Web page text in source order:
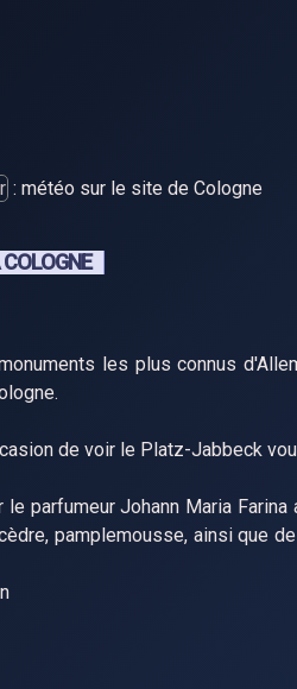
: météo sur le site de Cologne
les plus connus
de voir le Platz-Jabbeck
parfumeur Johann Maria
pamplemousse, ainsi que